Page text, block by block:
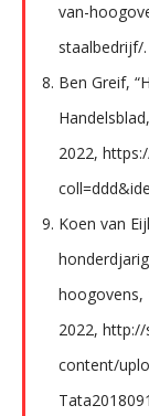
van-
staalbedrijf/.
Ben Greif,
2022,
Koen van
hoogovens,
2022,
content/